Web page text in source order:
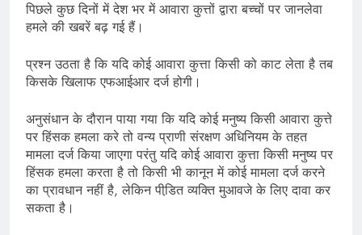
पिछले कुछ दिनों में देश भर में आवारा कुत्तों द्वारा बच्चों पर जानलेवा
हमले की खबरें बढ़ गई हैं।
प्रश्न उठता है कि यदि कोई आवारा कुत्ता किसी को काट लेता है तब
किसके खिलाफ एफआईआर दर्ज होगी।
अनुसंधान के दौरान पाया गया कि यदि कोई मनुष्य किसी आवारा कुत्ते
पर हिंसक हमला करे तो वन्य प्राणी संरक्षण अधिनियम के तहत
मामला दर्ज किया जाएगा परंतु यदि कोई आवारा कुत्ता किसी मनुष्य पर
हिंसक हमला करता है तो किसी भी कानून में कोई मामला दर्ज करने
का प्रावधान नहीं है, लेकिन पीडि़त व्यक्ति मुआवजे के लिए दावा कर
सकता है।